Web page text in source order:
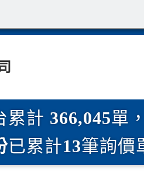
累計 366,045單
已累計13筆詢價